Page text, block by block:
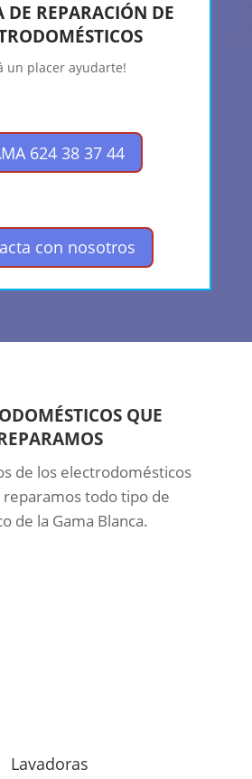
DE REPARACIÓN DE
un placer ayudarte!
624 38 37 44
con nosotros
QUE
de los electrodomésticos
todo tipo de
de la Gama Blanca.
Lavadoras